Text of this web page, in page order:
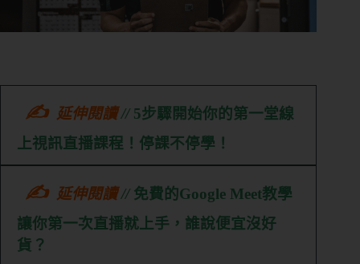
✍延伸閱讀// 5步驟開始你的第一堂線
上視訊直播課程！停課不停學！
✍延伸閱讀// 免費的Google Meet教學
讓你第一次直播就上手，誰說便宜沒好
貨？